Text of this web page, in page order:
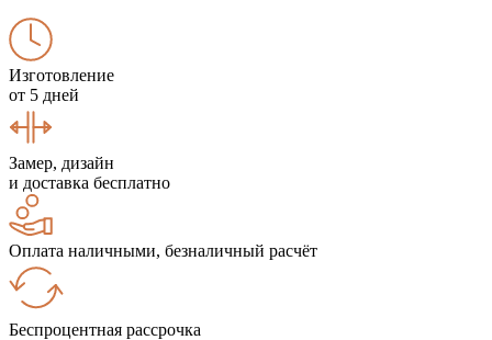
Изготовление
от 5 дней
Замер, дизайн
и доставка бесплатно
Оплата наличными, безналичный расчёт
Беспроцентная рассрочка